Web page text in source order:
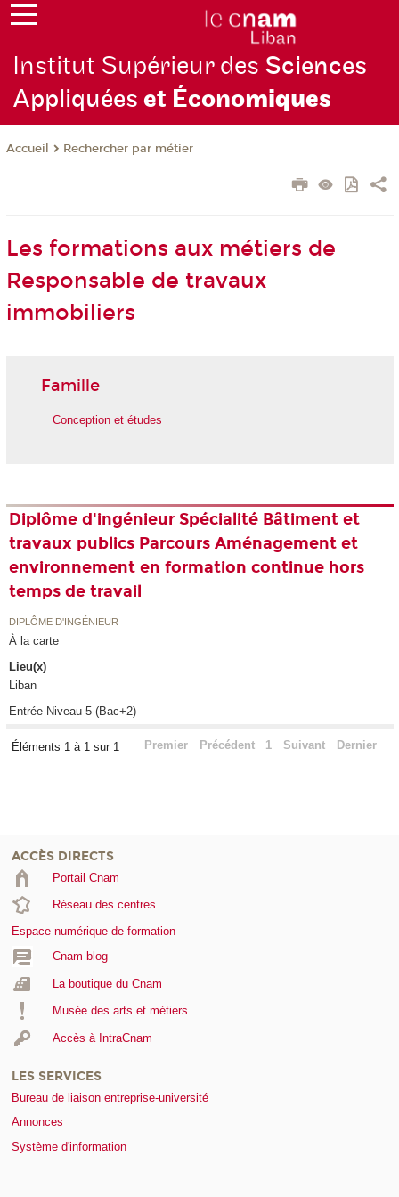
Institut Supérieur des Sciences
Appliquéeset Économiques
Accueil Rechercher par métier
Les formations aux métiers de
Responsable de travaux
immobiliers
Famille
Conception et études
Diplôme d'ingénieur Spécialité Bâtiment et
travaux publics Parcours Aménagement et
environnement en formation continue hors
temps de travail
DIPLÔME D'INGÉNIEUR
À la carte
Lieu(x)
Liban
Entrée Niveau 5 (Bac+2)
Éléments 1 à 1 sur 1 Premier Précédent 1 Suivant Dernier
ACCÈS DIRECTS
Portail Cnam
Réseau des centres
Espace numérique de formation
Cnam blog
La boutique du Cnam
Musée des arts et métiers
Accès à IntraCnam
LES SERVICES
Bureau de liaison entreprise-université
Annonces
Système d'information